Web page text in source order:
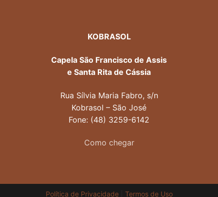
KOBRASOL
Capela São Francisco de Assis
e Santa Rita de Cássia
Rua Sílvia Maria Fabro, s/n
Kobrasol – São José
Fone: (48) 3259-6142
Como chegar
Política de Privacidade| Termos de Uso